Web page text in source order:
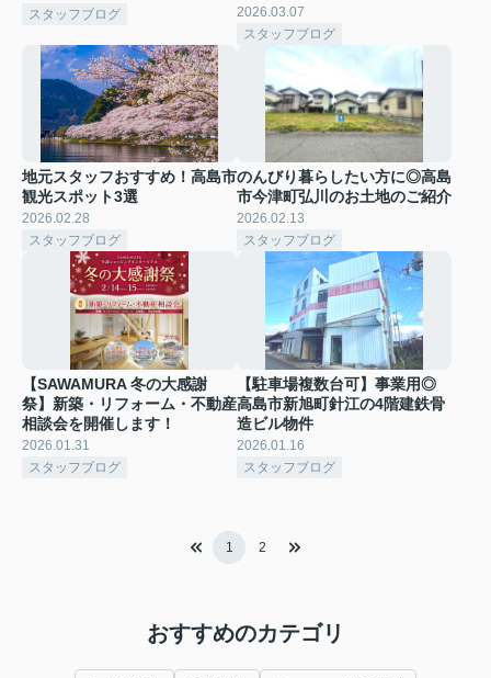
スタッフブログ
2026.03.07
スタッフブログ
地元スタッフおすすめ！高島市
観光スポット3選
2026.02.28
スタッフブログ
のんびり暮らしたい方に◎高島
市今津町弘川のお土地のご紹介
2026.02.13
スタッフブログ
【SAWAMURA 冬の大感謝
祭】新築・リフォーム・不動産
相談会を開催します！
2026.01.31
スタッフブログ
【駐車場複数台可】事業用◎
高島市新旭町針江の4階建鉄骨
造ビル物件
2026.01.16
スタッフブログ
1 2
おすすめのカテゴリ